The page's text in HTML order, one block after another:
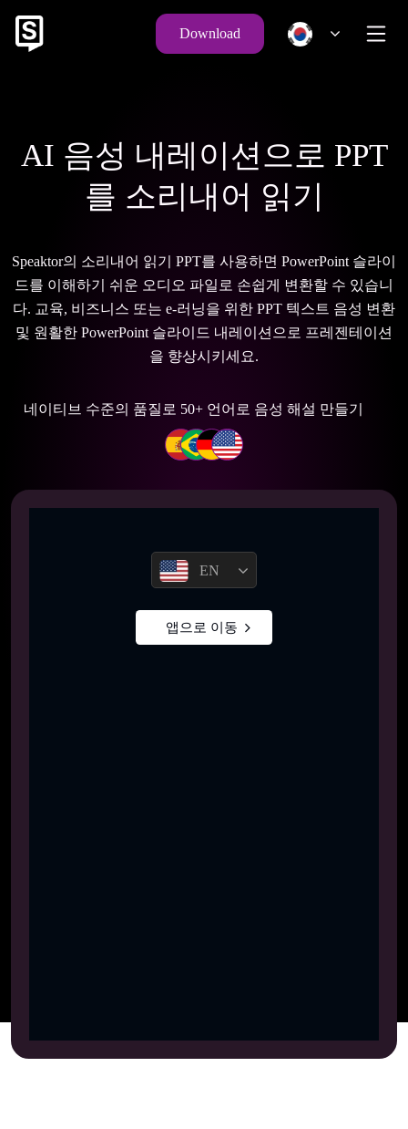
Download
AI 음성 내레이션으로 PPT
를 소리내어 읽기
Speaktor의 소리내어 읽기 PPT를 사용하면 PowerPoint 슬라이
드를 이해하기 쉬운 오디오 파일로 손쉽게 변환할 수 있습니
다. 교육, 비즈니스 또는 e-러닝을 위한 PPT 텍스트 음성 변환
및 원활한 PowerPoint 슬라이드 내레이션으로 프레젠테이션
을 향상시키세요.
네이티브 수준의 품질로 50+ 언어로 음성 해설 만들기
EN
앱으로 이동